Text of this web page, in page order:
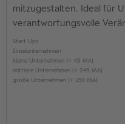
mitzugestalten. Ideal für
verantwortungsvolle
Start Ups
Einzelunternehmen
kleine Unternehmen (< 49 MA)
mittlere Unternehmen (< 249 MA)
große Unternehmen (> 250 MA)